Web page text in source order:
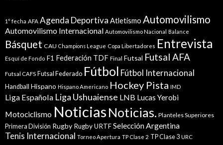
1° fecha AFA Agenda Deportiva Atletismo Automovilismo
Automovilismo Internacional Automovilismo Nacional Balance
Básquet CAU Champions League Copa Libertadores Entrevista
Esquí de Fondo F1 Federación TDF Final Futsal Futsal AFA
Futsal CAFS Futsal Federado Fútbol Fútbol Internacional
Handball Hispano Hispano Americano Hockey Pista IMD
Liga Española Liga Ushuaiense LNB Lucas Yerobi
Motociclismo Noticias Noticias. Planteles Superiores
Primera División Rugby Rugby URTFSelección Argentina
Tenis Internacional Torneo Apertura TP Clase 2 TP Clase 3 URC